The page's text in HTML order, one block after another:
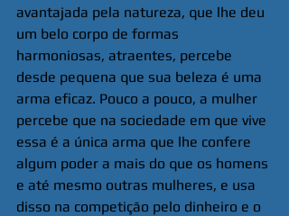
avantajada pela natureza, que lhe deu
um belo corpo de formas
harmoniosas, atraentes, percebe
desde pequena que sua beleza é uma
arma eficaz. Pouco a pouco, a mulher
percebe que na sociedade em que vive
essa é a única arma que lhe confere
algum poder a mais do que os homens
e até mesmo outras mulheres, e usa
disso na competição pelo dinheiro e o